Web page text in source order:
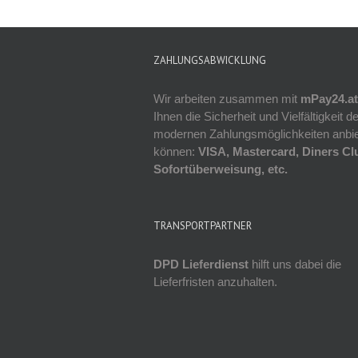
ZAHLUNGSABWICKLUNG
Wir arbeiten zusammen mit
Ihnen die Sicherheit und Vielfältigkeit
modernen Zahlungsmöglichkeiten
können: VISA, Mastercard, Diners
Sofortüberweisung, etc.
TRANSPORTPARTNER
DPD Lieferdienst hilft uns dabei die
Lieferfristen anzuhalten.